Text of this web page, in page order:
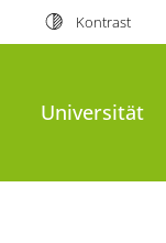
Kontrast
Universität